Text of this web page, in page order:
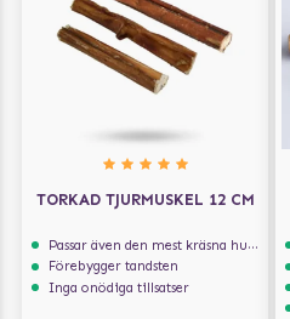
TORKAD TJURMUSKEL 12 CM
Passar även den mest kräsna hunden
Förebygger tandsten
Inga onödiga tillsatser